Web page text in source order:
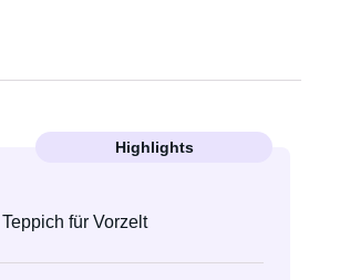
Highlights
Teppich für Vorzelt